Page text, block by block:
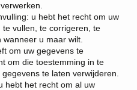
u hebt het recht om uw
vullen, te corrigeren, te
u maar wilt.
om uw gegevens te
om die toestemming in te
te laten verwijderen.
hebt het recht om al uw